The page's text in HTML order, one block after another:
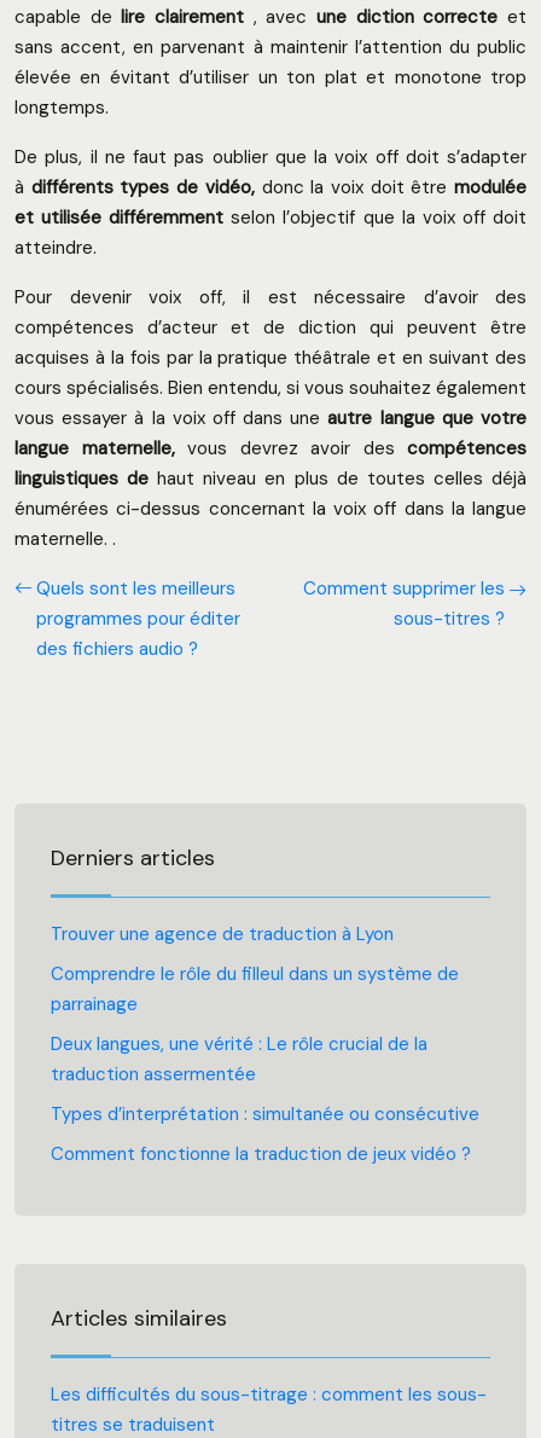
capable delire clairement ,avecune diction correcte et
sans accent, en parvenant à maintenir l’attention du public
élevée en évitant d’utiliser un ton plat et monotone trop
longtemps.
De plus, il ne faut pas oublier que la voix off doit s’adapter
à différents types de vidéo,donc la voix doit êtremodulée
et utilisée différemment selon l’objectif que la voix off doit
atteindre.
Pour devenir voix off, il est nécessaire d’avoir des
compétences d’acteur et de diction qui peuvent être
acquises à la fois par la pratique théâtrale et en suivant des
cours spécialisés. Bien entendu, si vous souhaitez également
vous essayer à la voix off dans uneautre langue que votre
langue maternelle,vous devrez avoir des compétences
linguistiques de haut niveau en plus de toutes celles déjà
énumérées ci-dessus concernant la voix off dans la langue
maternelle. .
Quels sont les meilleurs
programmes pour éditer
des fichiers audio ?
Comment supprimer les
sous-titres ?
Derniers articles
Trouver une agence de traduction à Lyon
Comprendre le rôle du filleul dans un système de
parrainage
Deux langues, une vérité : Le rôle crucial de la
traduction assermentée
Types d’interprétation : simultanée ou consécutive
Comment fonctionne la traduction de jeux vidéo ?
Articles similaires
Les difficultés du sous-titrage : comment les sous-
titres se traduisent